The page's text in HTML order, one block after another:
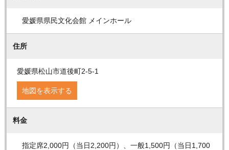
愛媛県県民文化会館 メインホール
住所
愛媛県松山市道後町2-5-1
地図を表示する
料金
指定席2,000円（当日2,200円）、一般1,500円（当日1,700